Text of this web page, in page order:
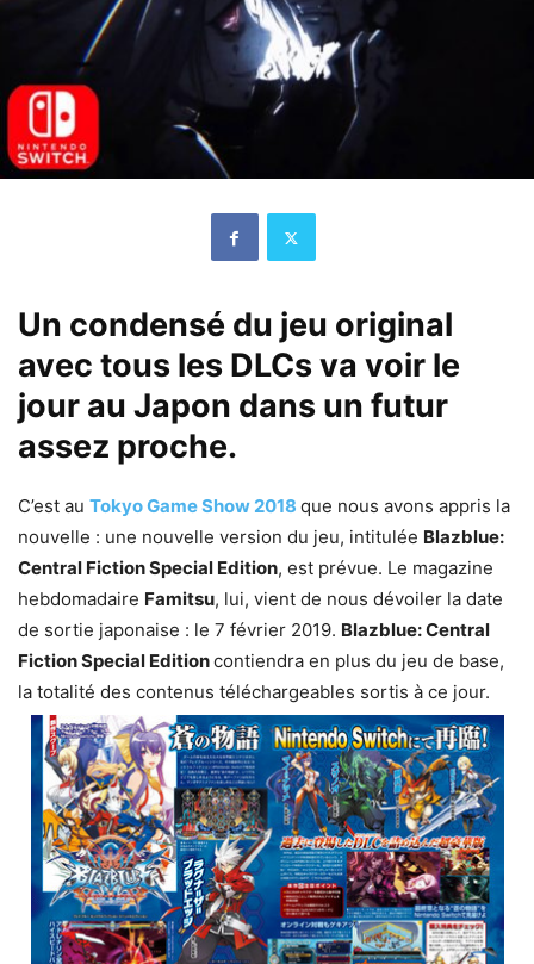
Un condensé du jeu original
avec tous les DLCs va voir le
jour au Japon dans un futur
assez proche.
C’est au Tokyo Game Show 2018 que nous avons appris la
nouvelle : une nouvelle version du jeu, intitulée Blazblue:
Central Fiction Special Edition, est prévue. Le magazine
hebdomadaire Famitsu, lui, vient de nous dévoiler la date
de sortie japonaise : le 7 février 2019. Blazblue: Central
Fiction Special Editioncontiendra en plus du jeu de base,
la totalité des contenus téléchargeables sortis à ce jour.